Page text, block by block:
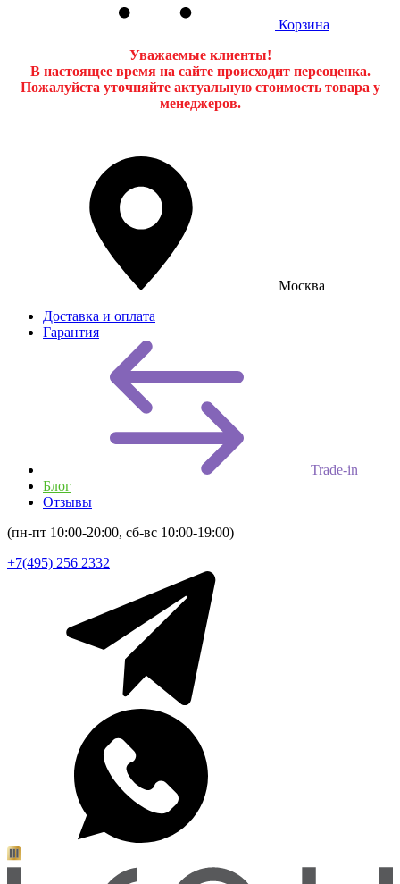
Корзина
Уважаемые клиенты!
В настоящее время на сайте происходит переоценка.
Пожалуйста уточняйте актуальную стоимость товара у
менеджеров.
Москва
Доставка и оплата
Гарантия
Trade-in
Блог
Отзывы
(пн-пт 10:00-20:00, сб-вс 10:00-19:00)
+7(495) 256 2332